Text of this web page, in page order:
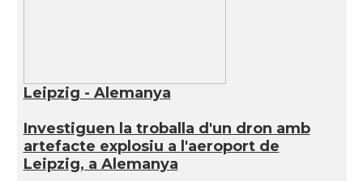
Leipzig - Alemanya
Investiguen la troballa d'un dron amb
artefacte explosiu a l'aeroport de
Leipzig, a Alemanya